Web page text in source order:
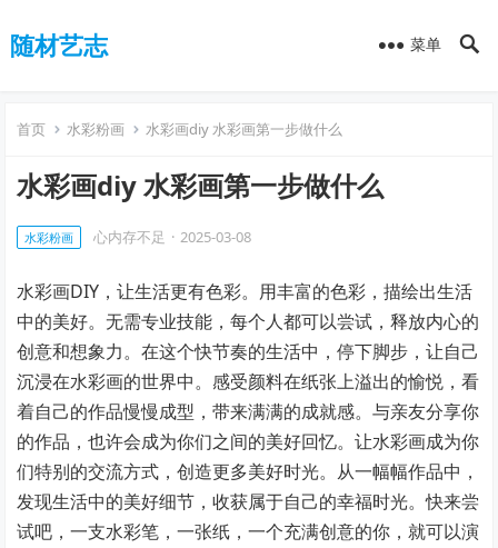
随材艺志 菜单
首页 水彩粉画 水彩画diy 水彩画第一步做什么
水彩画diy 水彩画第一步做什么
水彩粉画 心内存不足 · 2025-03-08
水彩画DIY，让生活更有色彩。用丰富的色彩，描绘出生活
中的美好。无需专业技能，每个人都可以尝试，释放内心的
创意和想象力。在这个快节奏的生活中，停下脚步，让自己
沉浸在水彩画的世界中。感受颜料在纸张上溢出的愉悦，看
着自己的作品慢慢成型，带来满满的成就感。与亲友分享你
的作品，也许会成为你们之间的美好回忆。让水彩画成为你
们特别的交流方式，创造更多美好时光。从一幅幅作品中，
发现生活中的美好细节，收获属于自己的幸福时光。快来尝
试吧，一支水彩笔，一张纸，一个充满创意的你，就可以演